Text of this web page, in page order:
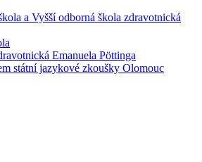
Emanuela Pöttinga
státní jazykové zkoušky Olomouc